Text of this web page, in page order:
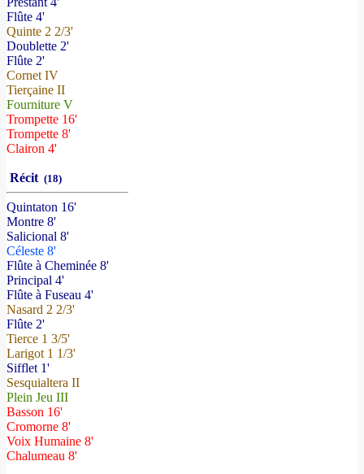
Flûte 4'
Quinte 2 2/3'
Doublette 2'
Flûte 2'
Cornet IV
Tierçaine II
Fourniture V
Trompette 16'
Trompette 8'
Clairon 4'
Récit (18)
Quintaton 16'
Montre 8'
Salicional 8'
Céleste 8'
Flûte à Cheminée 8'
Principal 4'
Flûte à Fuseau 4'
Nasard 2 2/3'
Flûte 2'
Tierce 1 3/5'
Larigot 1 1/3'
Sifflet 1'
Sesquialtera II
Plein Jeu III
Basson 16'
Cromorne 8'
Voix Humaine 8'
Chalumeau 8'